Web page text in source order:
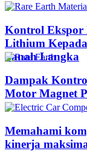
Kontrol Ekspor
Lithium
Tanah Langka
Dampak
Motor Magnet
Memahami
kinerja